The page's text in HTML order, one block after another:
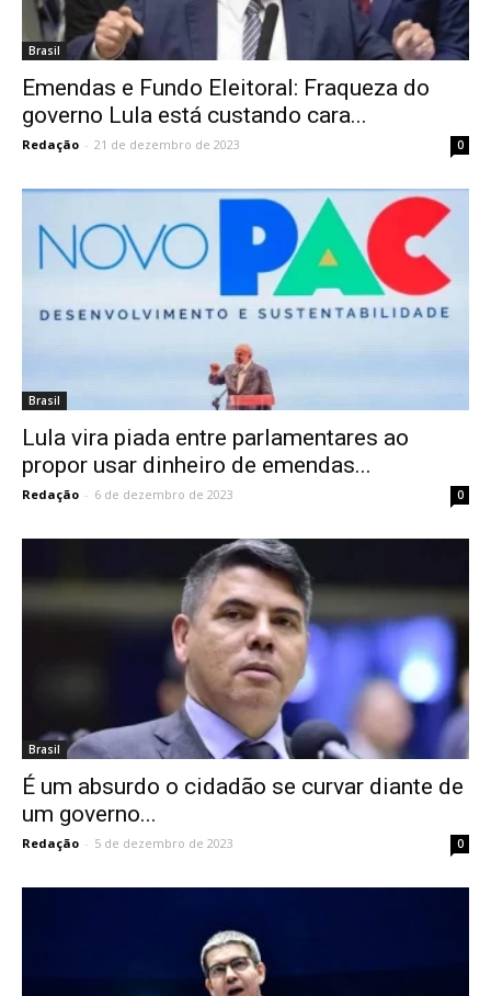
Brasil
Emendas e Fundo Eleitoral: Fraqueza do
governo Lula está custando cara...
Redação - 21 de dezembro de 2023 0
Brasil
Lula vira piada entre parlamentares ao
propor usar dinheiro de emendas...
Redação - 6 de dezembro de 2023 0
Brasil
É um absurdo o cidadão se curvar diante de
um governo...
Redação - 5 de dezembro de 2023 0